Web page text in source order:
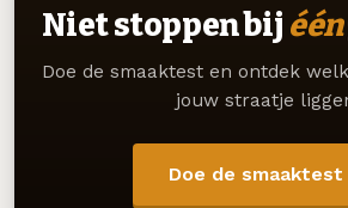
Niet stoppen bij één
Doe de smaaktest en ontdek
jouw straatje
Doe de